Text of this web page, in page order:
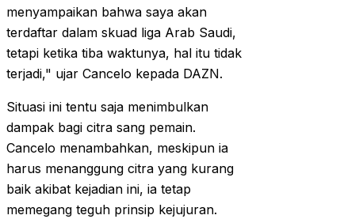
menyampaikan bahwa saya akan
terdaftar dalam skuad liga Arab Saudi,
tetapi ketika tiba waktunya, hal itu tidak
terjadi," ujar Cancelo kepada DAZN.
Situasi ini tentu saja menimbulkan
dampak bagi citra sang pemain.
Cancelo menambahkan, meskipun ia
harus menanggung citra yang kurang
baik akibat kejadian ini, ia tetap
memegang teguh prinsip kejujuran.